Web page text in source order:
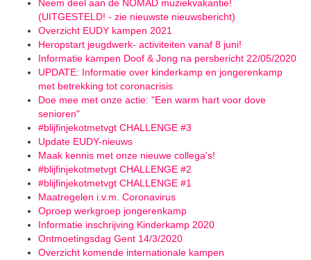
Neem deel aan de NOMAD muziekvakantie!
(UITGESTELD! - zie nieuwste nieuwsbericht)
Overzicht EUDY kampen 2021
Heropstart jeugdwerk- activiteiten vanaf 8 juni!
Informatie kampen Doof & Jong na persbericht 22/05/2020
UPDATE: Informatie over kinderkamp en jongerenkamp
met betrekking tot coronacrisis
Doe mee met onze actie: "Een warm hart voor dove
senioren"
#blijfinjekotmetvgt CHALLENGE #3
Update EUDY-nieuws
Maak kennis met onze nieuwe collega's!
#blijfinjekotmetvgt CHALLENGE #2
#blijfinjekotmetvgt CHALLENGE #1
Maatregelen i.v.m. Coronavirus
Oproep werkgroep jongerenkamp
Informatie inschrijving Kinderkamp 2020
Ontmoetingsdag Gent 14/3/2020
Overzicht komende internationale kampen